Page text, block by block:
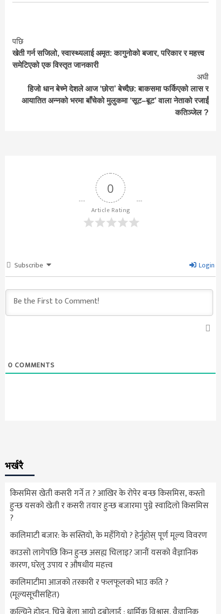
Continue
Reading
पछि
खेती गर्न सजिलो, स्वास्थ्यलाई अमृत: कागुनोको बजार, परिकार र महत्त्व
समेटिएको एक विस्तृत जानकारी
अघी
हिजो धान बेच्ने देशले आज ‘छोरा’ बेच्दैछ: बाकसमा फर्किएको लास र
आयातित अन्नको भरमा बाँचेको मुलुकमा ‘सूट–बूट’ वाला नेताको रजाईं
कतिञ्जेल ?
0
Article Rating
Subscribe Login
0 COMMENTS
भर्खरै
किसमिस खेती कसरी गर्ने त ? आखिर के रोपेर बन्छ किसमिस, कस्तो
हुन्छ यसको खेती र कसरी तयार हुन्छ बजारमा पुग्ने स्वादिलो किसमिस
?
कालिमाटी बजार: के सस्तियो, के महँगियो ? हेर्नुहोस् पूर्ण मूल्य विवरण
काउसो लागेपछि किन हुन्छ असह्य चिलाइ? जानौं यसको वैज्ञानिक
कारण, घरेलु उपाय र औषधीय महत्त्व
कालिमाटीमा आजको तरकारी र फलफूलको भाउ कति ?
(मूल्यसूचीसहित)